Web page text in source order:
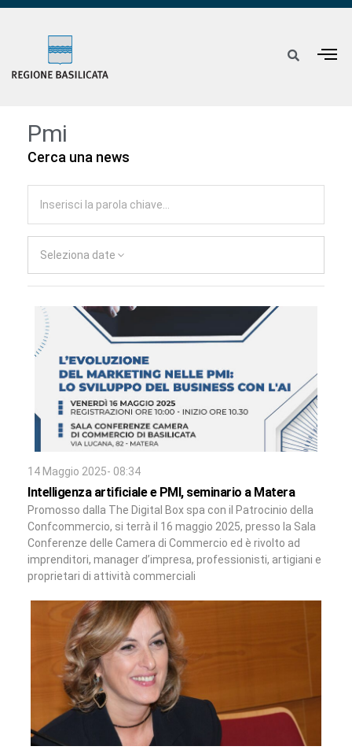
Pmi
Cerca una news
Seleziona date
14 Maggio 2025- 08:34
Intelligenza artificiale e PMI, seminario a Matera
Promosso dalla The Digital Box spa con il Patrocinio della
Confcommercio, si terrà il 16 maggio 2025, presso la Sala
Conferenze delle Camera di Commercio ed è rivolto ad
imprenditori, manager d’impresa, professionisti, artigiani e
proprietari di attività commerciali